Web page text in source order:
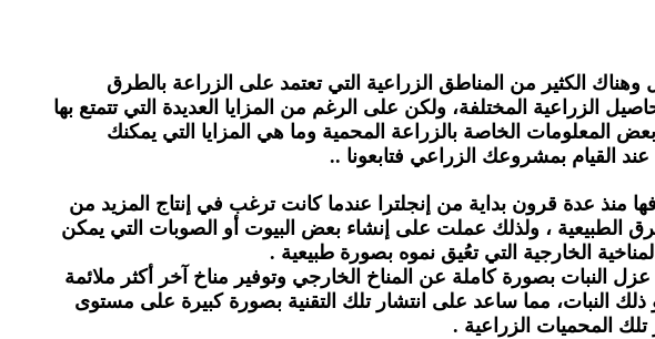
الكثير من المناطق الزراعية التي تعتمد على الزراعة بالطرق
المختلفة، ولكن على الرغم من المزايا العديدة التي تتمتع بها
المعلومات الخاصة بالزراعة المحمية وما هي المزايا التي يمكنك
القيام بمشروعك الزراعي فتابعونا ..
منذ عدة قرون بداية من إنجلترا عندما كانت ترغب في إنتاج المزيد من
الطبيعية ، ولذلك عملت على إنشاء بعض البيوت أو الصوبات التي يمكن
الخارجية التي تعُيق نموه بصورة طبيعية .
النبات بصورة كاملة عن المناخ الخارجي وتوفير مناخ آخر أكثر ملائمة
ذلك النبات، مما ساعد على انتشار تلك التقنية بصورة كبيرة على مستوى
المحميات الزراعية .